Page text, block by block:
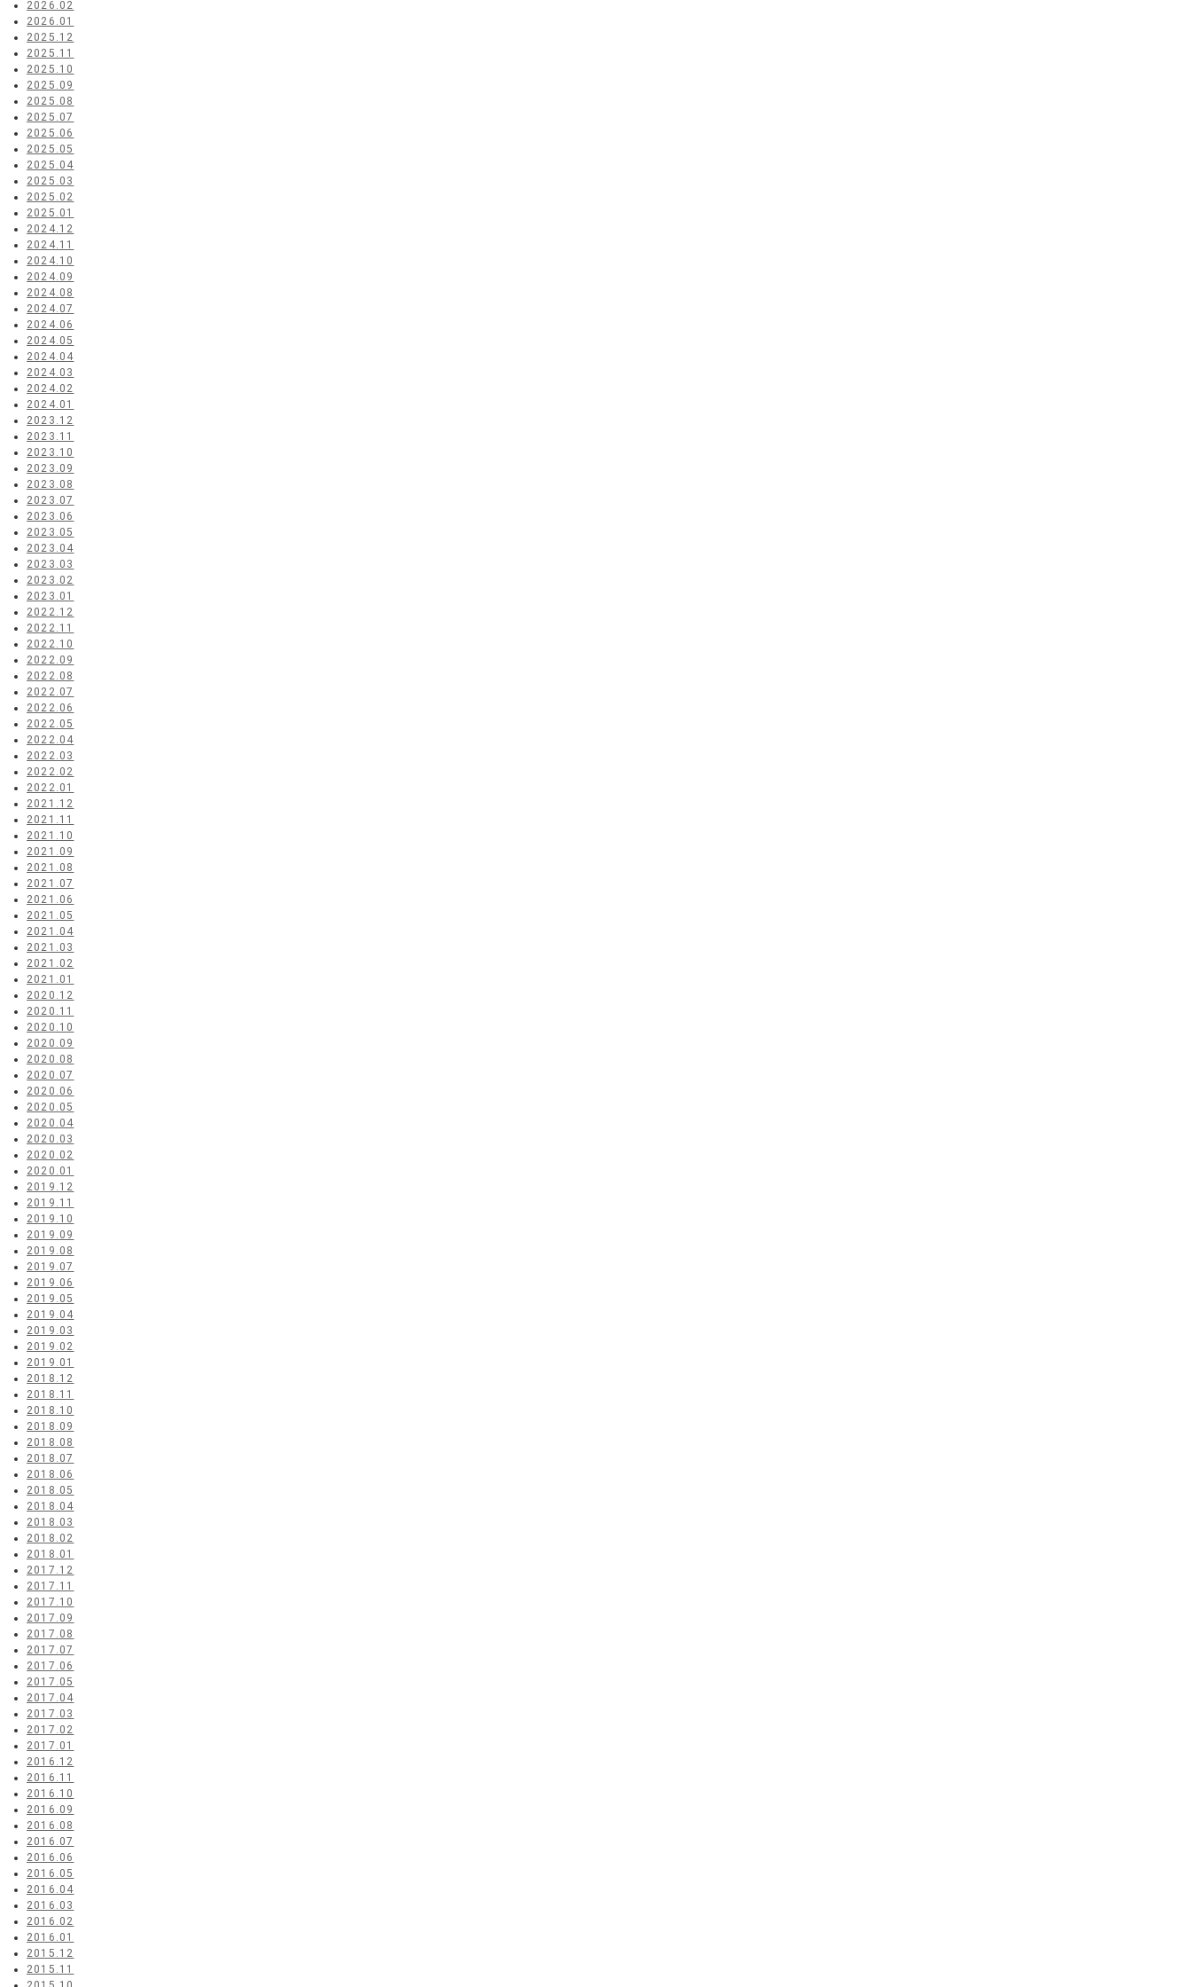
2026.02
2026.01
2025.12
2025.11
2025.10
2025.09
2025.08
2025.07
2025.06
2025.05
2025.04
2025.03
2025.02
2025.01
2024.12
2024.11
2024.10
2024.09
2024.08
2024.07
2024.06
2024.05
2024.04
2024.03
2024.02
2024.01
2023.12
2023.11
2023.10
2023.09
2023.08
2023.07
2023.06
2023.05
2023.04
2023.03
2023.02
2023.01
2022.12
2022.11
2022.10
2022.09
2022.08
2022.07
2022.06
2022.05
2022.04
2022.03
2022.02
2022.01
2021.12
2021.11
2021.10
2021.09
2021.08
2021.07
2021.06
2021.05
2021.04
2021.03
2021.02
2021.01
2020.12
2020.11
2020.10
2020.09
2020.08
2020.07
2020.06
2020.05
2020.04
2020.03
2020.02
2020.01
2019.12
2019.11
2019.10
2019.09
2019.08
2019.07
2019.06
2019.05
2019.04
2019.03
2019.02
2019.01
2018.12
2018.11
2018.10
2018.09
2018.08
2018.07
2018.06
2018.05
2018.04
2018.03
2018.02
2018.01
2017.12
2017.11
2017.10
2017.09
2017.08
2017.07
2017.06
2017.05
2017.04
2017.03
2017.02
2017.01
2016.12
2016.11
2016.10
2016.09
2016.08
2016.07
2016.06
2016.05
2016.04
2016.03
2016.02
2016.01
2015.12
2015.11